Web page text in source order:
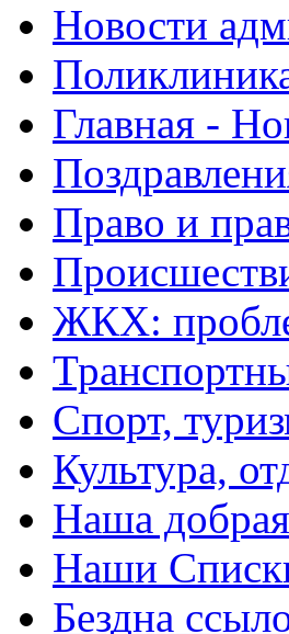
Новости
Главная -
Право и
ЖКХ:
Спорт,
Культура,
Наша
Наши
Бездна